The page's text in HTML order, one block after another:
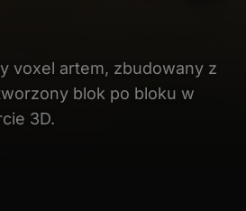
voxel artem, zbudowany z
blok po bloku w
3D.